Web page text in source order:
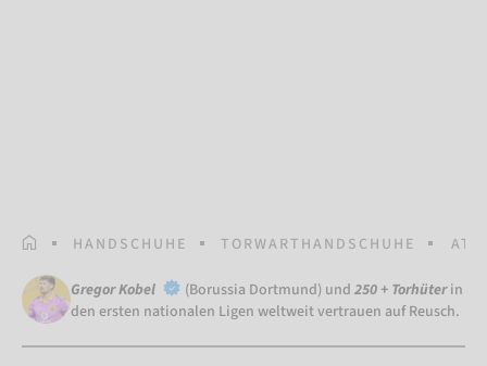
STARTSEITEHANDSCHUHE TORWARTHANDSCHUHE
Gregor Kobel (Borussia Dortmund) und 250 + Torhüter in
den ersten nationalen Ligen weltweit vertrauen auf Reusch.